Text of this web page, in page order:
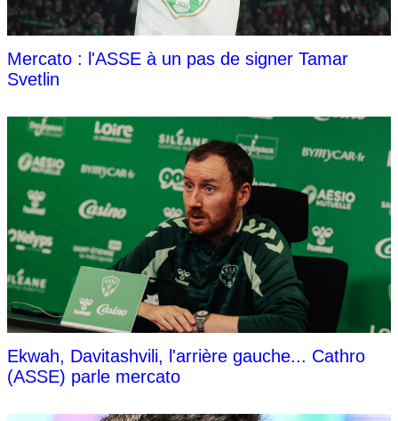
Mercato : l'ASSE à un pas de signer Tamar
Svetlin
Ekwah, Davitashvili, l'arrière gauche... Cathro
(ASSE) parle mercato